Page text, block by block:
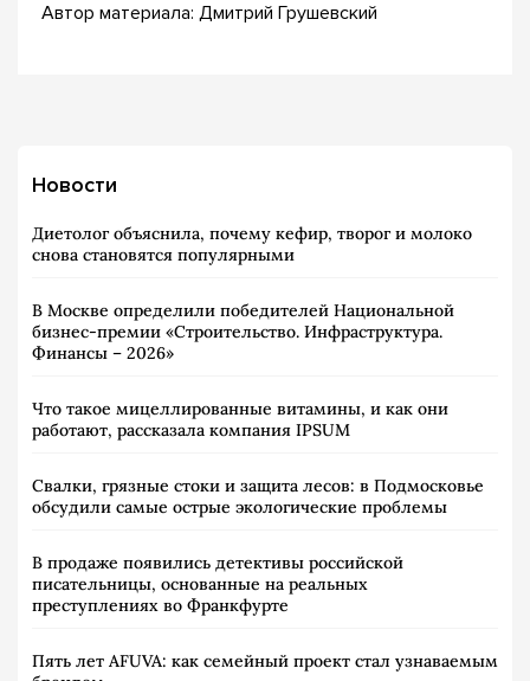
Автор материала: Дмитрий Грушевский
Новости
Диетолог объяснила, почему кефир, творог и молоко
снова становятся популярными
В Москве определили победителей Национальной
бизнес-премии «Строительство. Инфраструктура.
Финансы – 2026»
Что такое мицеллированные витамины, и как они
работают, рассказала компания IPSUM
Свалки, грязные стоки и защита лесов: в Подмосковье
обсудили самые острые экологические проблемы
В продаже появились детективы российской
писательницы, основанные на реальных
преступлениях во Франкфурте
Пять лет AFUVA: как семейный проект стал узнаваемым